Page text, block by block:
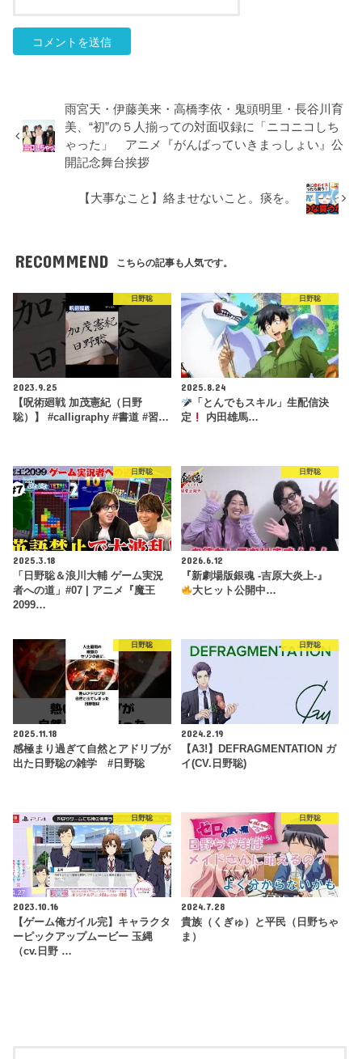
雨宮天・伊藤美来・高橋李依・鬼頭明里・長谷川育
美、“初”の５人揃っての対面収録に「ニコニコしち
ゃった」 アニメ『がんばっていきまっしょい』公
開記念舞台挨拶
【大事なこと】絡ませないこと。痰を。
RECOMMEND こちらの記事も人気です。
日野聡
2023.9.25
【呪術廻戦 加茂憲紀（日野
聡）】 #calligraphy #書道 #習…
日野聡
2025.8.24
「とんでもスキル」生配信決
定
内田雄馬…
日野聡
2025.3.18
「日野聡＆浪川大輔 ゲーム実況
者への道」#07 | アニメ『魔王
2099…
日野聡
2026.6.12
『新劇場版銀魂 -吉原大炎上-』
大ヒット公開中…
日野聡
2025.11.18
感極まり過ぎて自然とアドリブが
出た日野聡の雑学 #日野聡
日野聡
2024.2.19
【A3!】DEFRAGMENTATION ガ
イ(CV.日野聡)
日野聡
2023.10.16
【ゲーム俺ガイル完】キャラクタ
ーピックアップムービー 玉縄
（cv.日野 …
日野聡
2024.7.28
貴族（くぎゅ）と平民（日野ちゃ
ま）